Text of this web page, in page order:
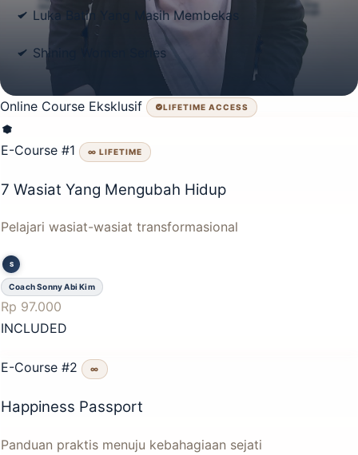
Luka Batin Yang Masih Membekas
Shining Women Series
Online Course Eksklusif LIFETIME ACCESS
E-Course #1 ∞ LIFETIME
7 Wasiat Yang Mengubah Hidup
Pelajari wasiat-wasiat transformasional
S
Coach Sonny Abi Kim
Rp 97.000
INCLUDED
E-Course #2 ∞
Happiness Passport
Panduan praktis menuju kebahagiaan sejati